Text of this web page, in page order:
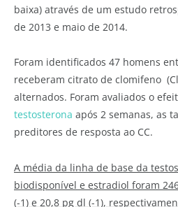
baixa) através de um estudo
de 2013 e maio de 2014.
Foram identificados 47 homens
receberam citrato de clomifeno
alternados. Foram avaliados o
testosterona após 2 semanas, as
preditores de resposta ao CC.
A média da linha de base da
biodisponível e estradiol foram
(-1) e 20,8 pg dl (-1),